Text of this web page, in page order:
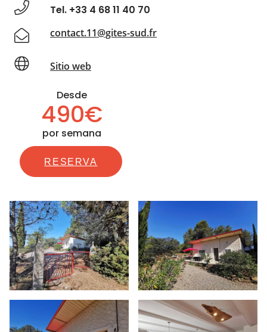
Tel. +33 4 68 11 40 70
contact.11@gites-sud.fr
Sitio web
Desde
490€
por semana
RESERVA